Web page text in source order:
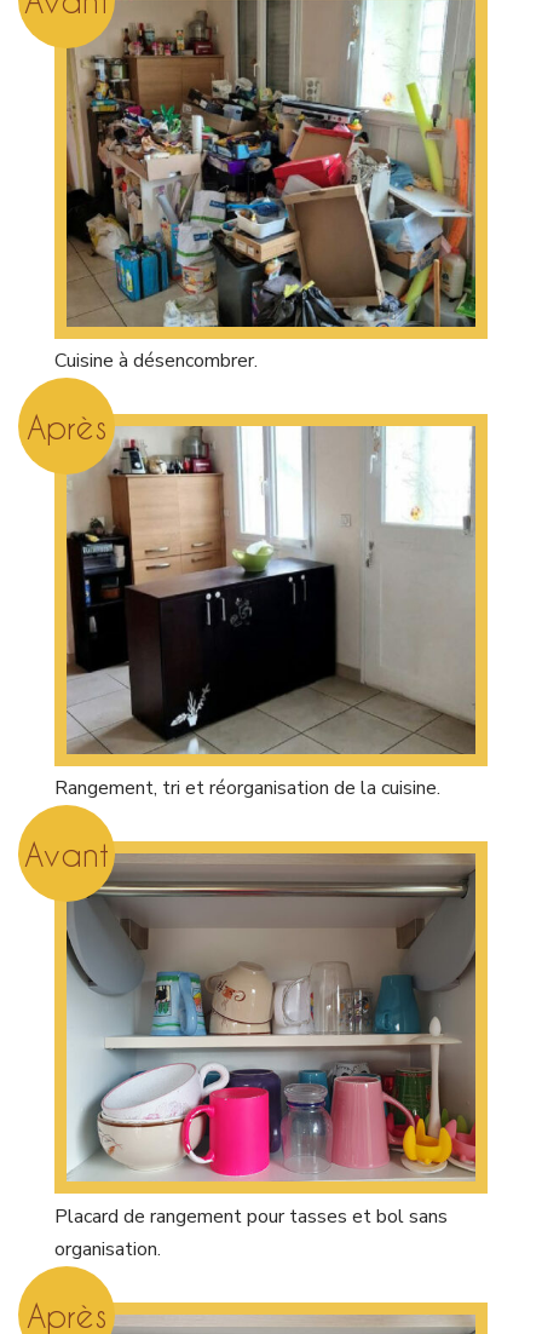
Cuisine à désencombrer.
Après
Rangement, tri et réorganisation de la cuisine.
Avant
Placard de rangement pour tasses et bol sans
organisation.
Après